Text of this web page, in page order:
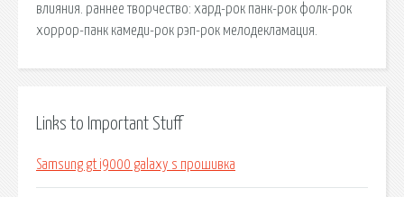
влияния. раннее творчество: хард-рок панк-рок фолк-рок
хоррор-панк камеди-рок рэп-рок мелодекламация.
Links to Important Stuff
Samsung gt i9000 galaxy s прошивка